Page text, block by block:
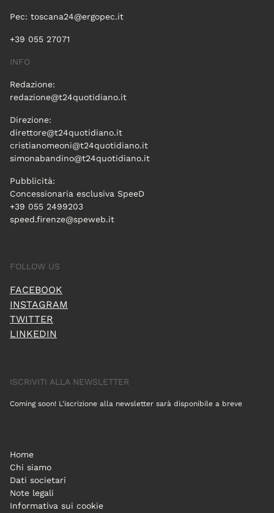
Pec: toscana24@ergopec.it
+39 055 27071
INFO
Redazione:
redazione@t24quotidiano.it
Direzione:
direttore@t24quotidiano.it
cristianomeoni@t24quotidiano.it
simonabandino@t24quotidiano.it
Pubblicità:
Concessionaria esclusiva SpeeD
+39 055 2499203
speed.firenze@speweb.it
FOLLOW US
FACEBOOK
INSTAGRAM
TWITTER
LINKEDIN
ISCRIVITI ALLA NEWSLETTER
Coming soon! L'iscrizione alla newsletter sarà disponibile a breve
Home
Chi siamo
Dati societari
Note legali
Informativa sui cookie